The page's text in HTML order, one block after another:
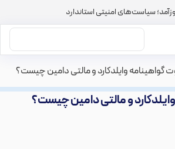
سیاست‌های امنیتی استاندارد
گواهینامه وایلدکارد و مالتی دامین چیست؟
و مالتی دامین چیست؟